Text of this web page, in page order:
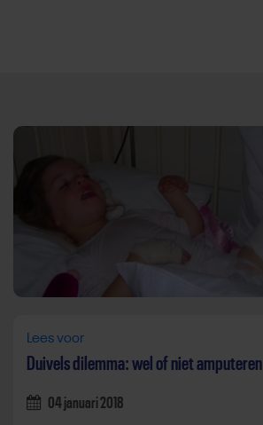
Lees voor
Duivels dilemma: wel of niet amputeren
04 januari 2018